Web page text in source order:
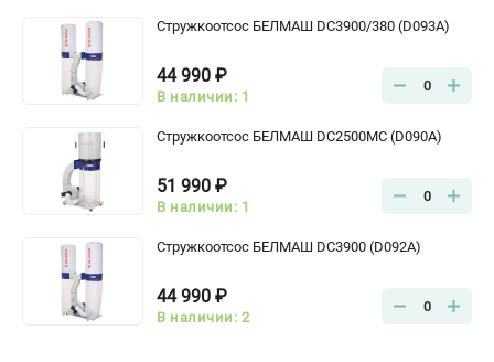
Стружкоотсос БЕЛМАШ DC3900/380 (D093A)
44 990 ₽
В наличии: 1
0
Стружкоотсос БЕЛМАШ DC2500MC (D090A)
51 990 ₽
В наличии: 1
0
Стружкоотсос БЕЛМАШ DC3900 (D092A)
44 990 ₽
В наличии: 2
0